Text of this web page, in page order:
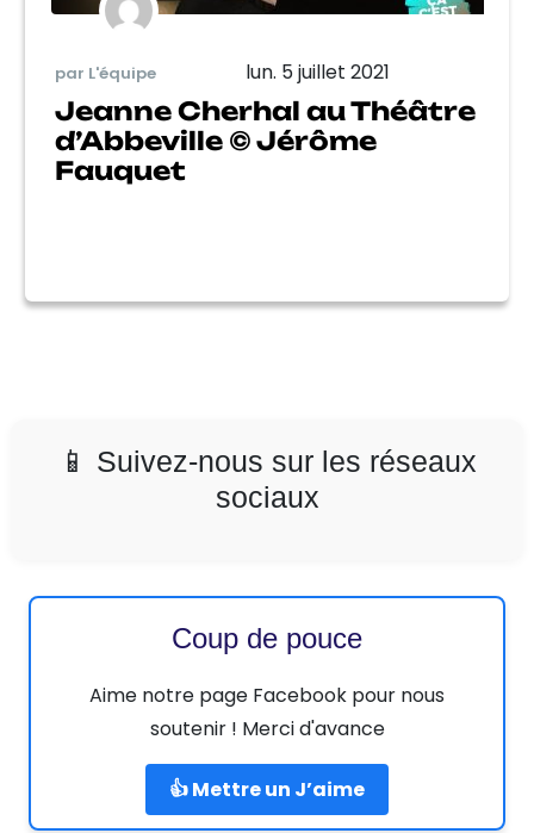
par L'équipe lun. 5 juillet 2021
Jeanne Cherhal au Théâtre
d’Abbeville © Jérôme
Fauquet
📱 Suivez-nous sur les réseaux
sociaux
Coup de pouce
Aime notre page Facebook pour nous
soutenir ! Merci d'avance
👍 Mettre un J’aime